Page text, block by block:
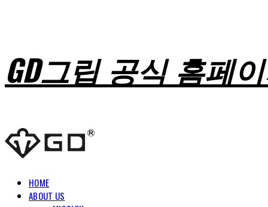
GD그립 공식 홈페
HOME
ABOUT US